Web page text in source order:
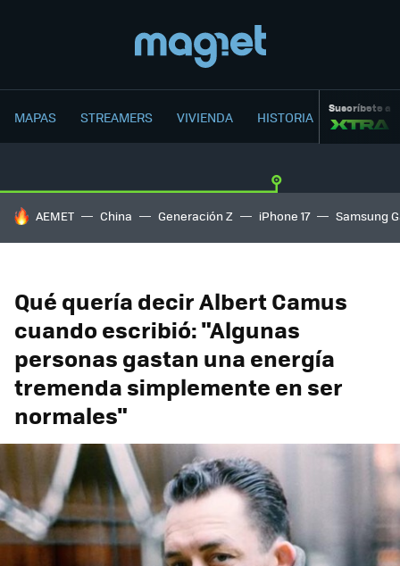
MAPAS STREAMERS VIVIENDA HISTORIA Suscríbete a
HOY SE HABLA DE
AEMET China Generación Z iPhone 17 Samsung
Qué quería decir Albert Camus
cuando escribió: "Algunas
personas gastan una energía
tremenda simplemente en ser
normales"